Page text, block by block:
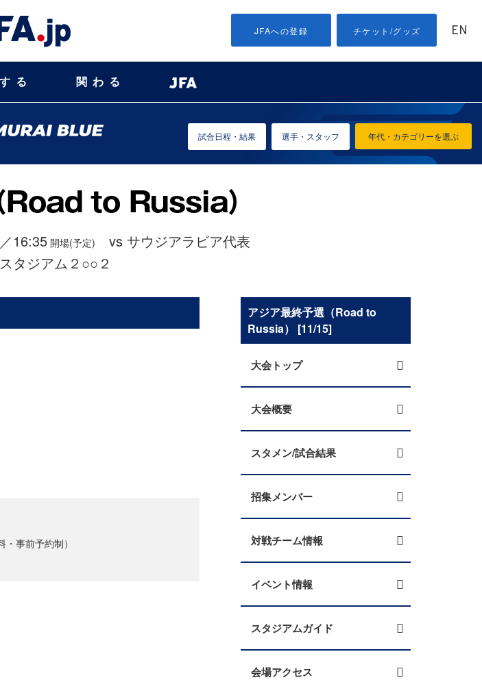
JFAへの登録 チケット/グッズ EN
する 関わる
年代・カテゴリーを選ぶ
試合日程・結果 選手・スタッフ
／16:35 開場(予定)
vs サウジアラビア代表
タジアム２○○２
事前予約制）
アジア最終予選（Road to
Russia） [11/15]
大会トップ
大会概要
スタメン/試合結果
招集メンバー
対戦チーム情報
イベント情報
スタジアムガイド
会場アクセス